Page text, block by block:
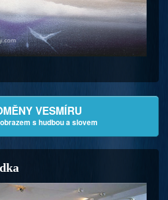
VESMÍRU
s hudbou a slovem